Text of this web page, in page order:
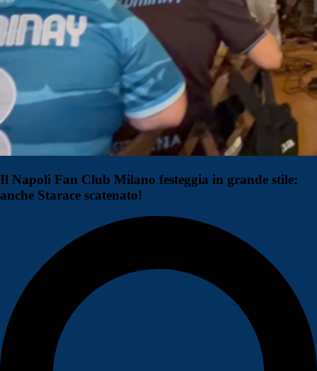
Il Napoli Fan Club Milano festeggia in grande stile:
anche Starace scatenato!